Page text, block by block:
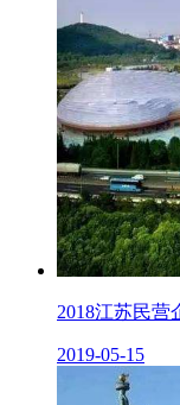
2018江苏民营
2019-05-15